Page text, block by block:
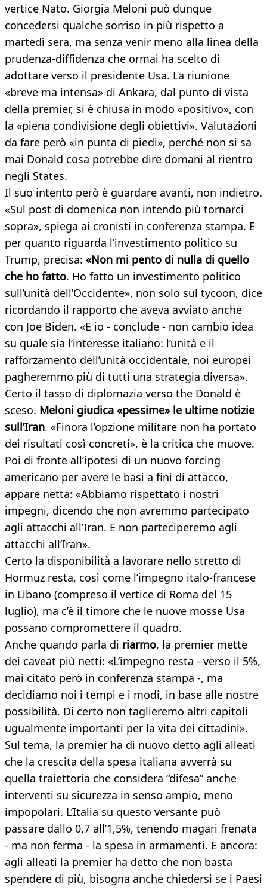
vertice Nato. Giorgia Meloni può dunque
concedersi qualche sorriso in più rispetto a
martedì sera, ma senza venir meno alla linea della
prudenza-diffidenza che ormai ha scelto di
adottare verso il presidente Usa. La riunione
«breve ma intensa» di Ankara, dal punto di vista
della premier, si è chiusa in modo «positivo», con
la «piena condivisione degli obiettivi». Valutazioni
da fare però «in punta di piedi», perché non si sa
mai Donald cosa potrebbe dire domani al rientro
negli States.
Il suo intento però è guardare avanti, non indietro.
«Sul post di domenica non intendo più tornarci
sopra», spiega ai cronisti in conferenza stampa. E
per quanto riguarda l’investimento politico su
Trump, precisa: «Non mi pento di nulla di quello
che ho fatto. Ho fatto un investimento politico
sull’unità dell’Occidente», non solo sul tycoon, dice
ricordando il rapporto che aveva avviato anche
con Joe Biden. «E io - conclude - non cambio idea
su quale sia l’interesse italiano: l’unità e il
rafforzamento dell’unità occidentale, noi europei
pagheremmo più di tutti una strategia diversa».
Certo il tasso di diplomazia verso the Donald è
sceso. Meloni giudica «pessime» le ultime notizie
sull’Iran. «Finora l’opzione militare non ha portato
dei risultati così concreti», è la critica che muove.
Poi di fronte all’ipotesi di un nuovo forcing
americano per avere le basi a fini di attacco,
appare netta: «Abbiamo rispettato i nostri
impegni, dicendo che non avremmo partecipato
agli attacchi all’Iran. E non parteciperemo agli
attacchi all’Iran».
Certo la disponibilità a lavorare nello stretto di
Hormuz resta, così come l’impegno italo-francese
in Libano (compreso il vertice di Roma del 15
luglio), ma c’è il timore che le nuove mosse Usa
possano compromettere il quadro.
Anche quando parla di riarmo, la premier mette
dei caveat più netti: «L’impegno resta - verso il 5%,
mai citato però in conferenza stampa -, ma
decidiamo noi i tempi e i modi, in base alle nostre
possibilità. Di certo non taglieremo altri capitoli
ugualmente importanti per la vita dei cittadini».
Sul tema, la premier ha di nuovo detto agli alleati
che la crescita della spesa italiana avverrà su
quella traiettoria che considera “difesa” anche
interventi su sicurezza in senso ampio, meno
impopolari. L’Italia su questo versante può
passare dallo 0,7 all’1,5%, tenendo magari frenata
- ma non ferma - la spesa in armamenti. E ancora:
agli alleati la premier ha detto che non basta
spendere di più, bisogna anche chiedersi se i Paesi